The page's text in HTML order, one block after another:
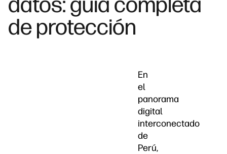
de protección
En
el
panorama
digital
interconectado
de
Perú,